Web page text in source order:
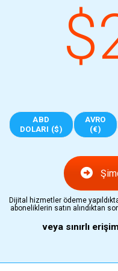
ABD
DOLARI ($)
AVRO
(€)
Dijital hizmetler ödeme
aboneliklerin satın alındıktan
veya sınırlı